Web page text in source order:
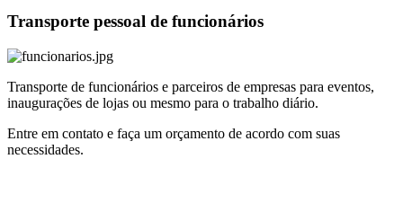
Transporte pessoal de funcionários
Transporte de funcionários e parceiros de empresas para eventos,
inaugurações de lojas ou mesmo para o trabalho diário.
Entre em contato e faça um orçamento de acordo com suas
necessidades.